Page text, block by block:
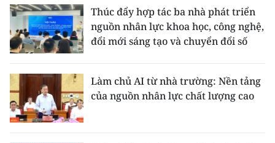
Thúc đẩy hợp tác ba nhà phát triển
nguồn nhân lực khoa học, công nghệ,
đổi mới sáng tạo và chuyển đổi số
Làm chủ AI từ nhà trường: Nền tảng
của nguồn nhân lực chất lượng cao